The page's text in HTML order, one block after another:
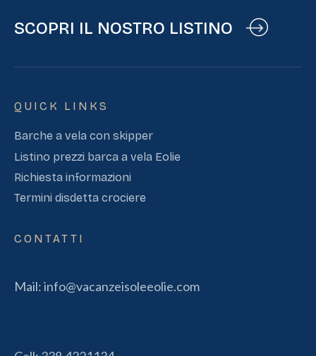
SCOPRI IL NOSTRO LISTINO
QUICK LINKS
Barche a vela con skipper
Listino prezzi barca a vela Eolie
Richiesta informazioni
Termini disdetta crociere
CONTATTI
Mail:info@vacanzeisoleeolie.com